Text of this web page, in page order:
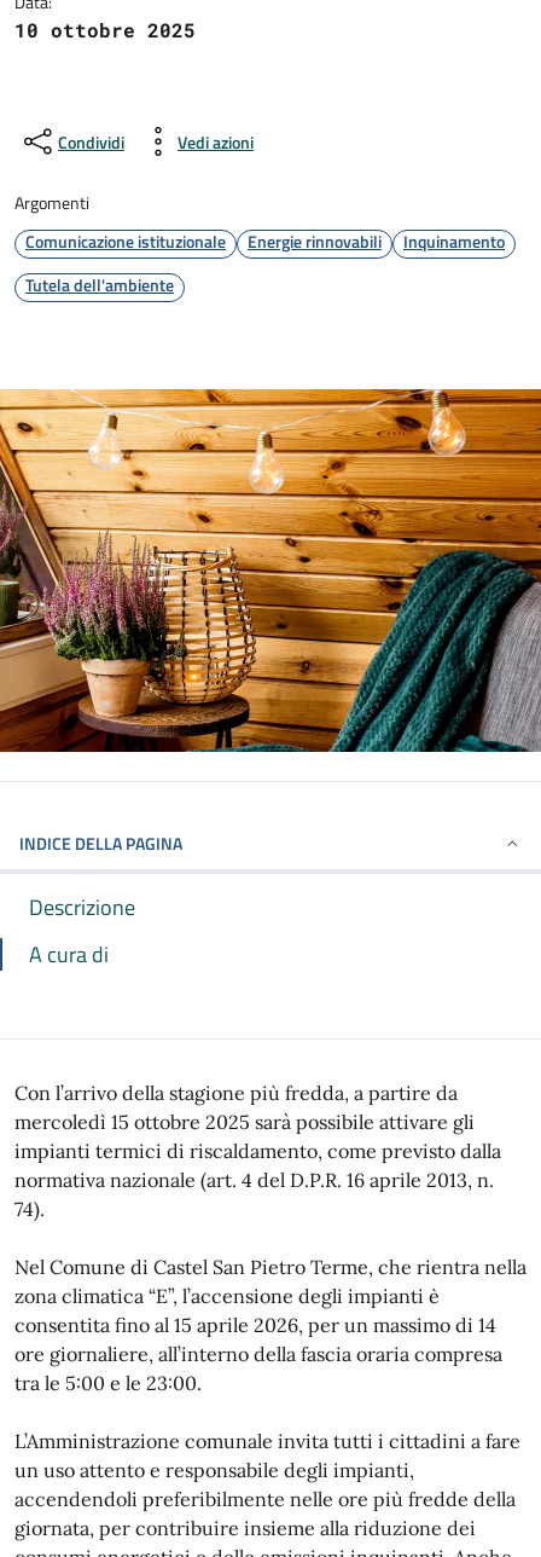
10 ottobre 2025
Condividi Vedi azioni
Argomenti
Comunicazione istituzionale
Energie rinnovabili
Inquinamento
Tutela dell'ambiente
INDICE DELLA PAGINA
Descrizione
A cura di
Con l’arrivo della stagione più fredda, a partire da
mercoledì 15 ottobre 2025 sarà possibile attivare gli
impianti termici di riscaldamento, come previsto dalla
normativa nazionale (art. 4 del D.P.R. 16 aprile 2013, n.
74).
Nel Comune di Castel San Pietro Terme, che rientra nella
zona climatica “E”, l’accensione degli impianti è
consentita fino al 15 aprile 2026, per un massimo di 14
ore giornaliere, all’interno della fascia oraria compresa
tra le 5:00 e le 23:00.
L’Amministrazione comunale invita tutti i cittadini a fare
un uso attento e responsabile degli impianti,
accendendoli preferibilmente nelle ore più fredde della
giornata, per contribuire insieme alla riduzione dei